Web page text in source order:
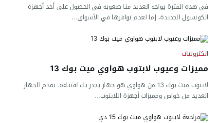
في هذه الفترة يواجه العديد منا صعوبة في الحصول على أحد أجهزة
الكونسول الجديدة، إما لعدم توافرها في الأسواق...
الكترونيات
مميزات وعيوب لابتوب هواوي ميت بوك 13
لابتوب ميت بوك 13 من هواوي هو جهاز يجدر بك اقتناءه. يقدم الجهاز
العديد من خواص ومميزات أجهزة اللابتوب...